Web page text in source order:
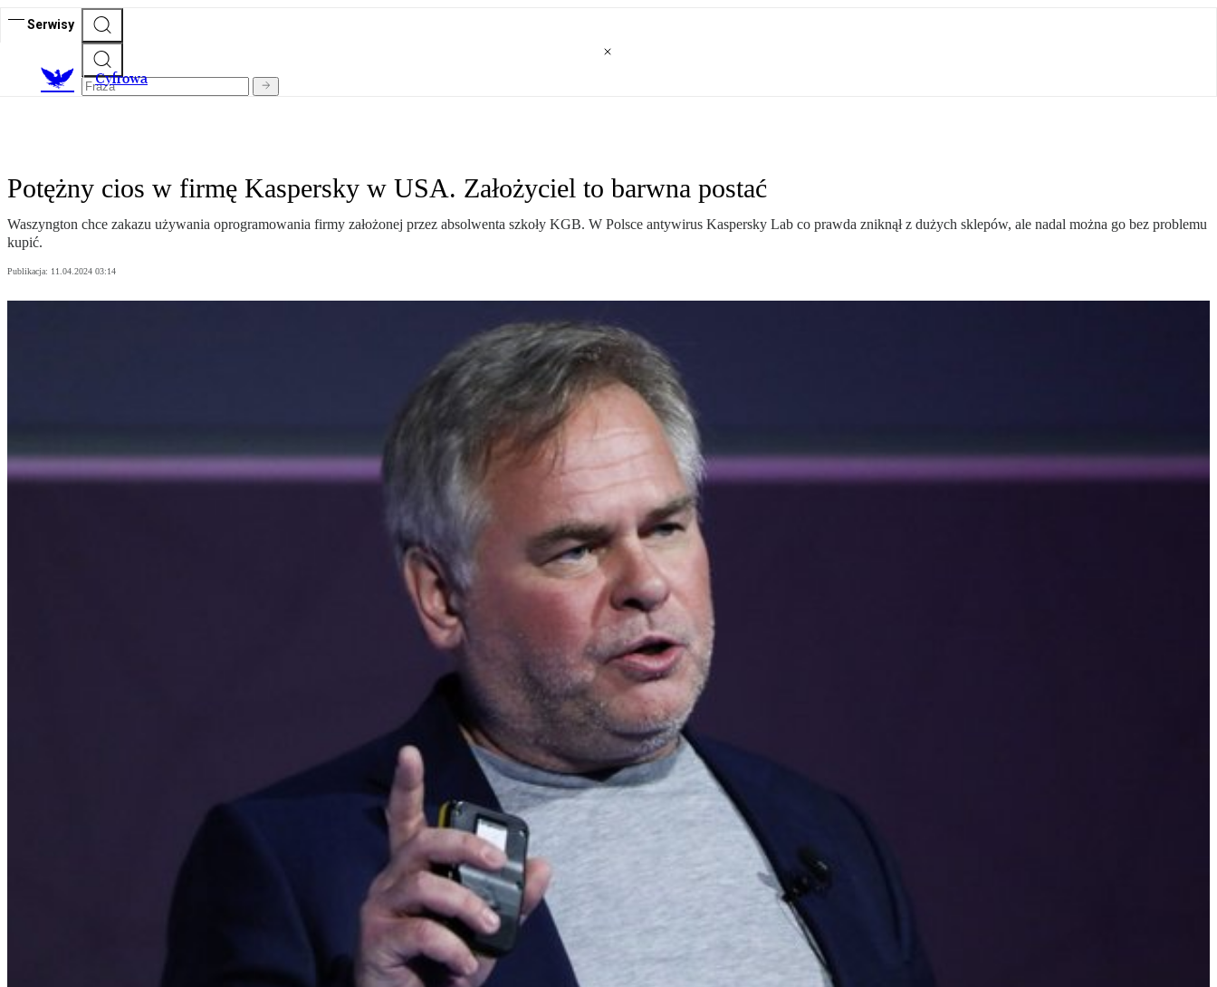
Serwisy
Cyfrowa
Potężny cios w firmę Kaspersky w USA. Założyciel to barwna postać
Waszyngton chce zakazu używania oprogramowania firmy założonej przez absolwenta szkoły KGB. W Polsce antywirus Kaspersky Lab co prawda zniknął z dużych sklepów, ale nadal można go bez problemu
kupić.
Publikacja: 11.04.2024 03:14